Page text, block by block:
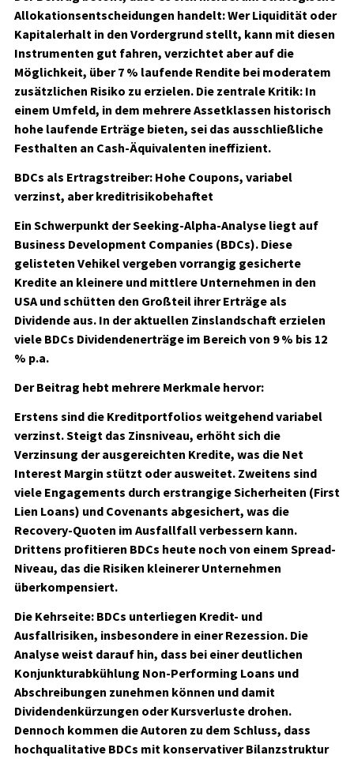
Allokationsentscheidungen handelt: Wer Liquidität oder
Kapitalerhalt in den Vordergrund stellt, kann mit diesen
Instrumenten gut fahren, verzichtet aber auf die
Möglichkeit, über 7 % laufende Rendite bei moderatem
zusätzlichen Risiko zu erzielen. Die zentrale Kritik: In
einem Umfeld, in dem mehrere Assetklassen historisch
hohe laufende Erträge bieten, sei das ausschließliche
Festhalten an Cash-Äquivalenten ineffizient.
BDCs als Ertragstreiber: Hohe Coupons, variabel
verzinst, aber kreditrisikobehaftet
Ein Schwerpunkt der Seeking-Alpha-Analyse liegt auf
Business Development Companies (BDCs). Diese
gelisteten Vehikel vergeben vorrangig gesicherte
Kredite an kleinere und mittlere Unternehmen in den
USA und schütten den Großteil ihrer Erträge als
Dividende aus. In der aktuellen Zinslandschaft erzielen
viele BDCs Dividendenerträge im Bereich von 9 % bis 12
% p.a.
Der Beitrag hebt mehrere Merkmale hervor:
Erstens sind die Kreditportfolios weitgehend variabel
verzinst. Steigt das Zinsniveau, erhöht sich die
Verzinsung der ausgereichten Kredite, was die Net
Interest Margin stützt oder ausweitet. Zweitens sind
viele Engagements durch erstrangige Sicherheiten (First
Lien Loans) und Covenants abgesichert, was die
Recovery-Quoten im Ausfallfall verbessern kann.
Drittens profitieren BDCs heute noch von einem Spread-
Niveau, das die Risiken kleinerer Unternehmen
überkompensiert.
Die Kehrseite: BDCs unterliegen Kredit- und
Ausfallrisiken, insbesondere in einer Rezession. Die
Analyse weist darauf hin, dass bei einer deutlichen
Konjunkturabkühlung Non-Performing Loans und
Abschreibungen zunehmen können und damit
Dividendenkürzungen oder Kursverluste drohen.
Dennoch kommen die Autoren zu dem Schluss, dass
hochqualitative BDCs mit konservativer Bilanzstruktur